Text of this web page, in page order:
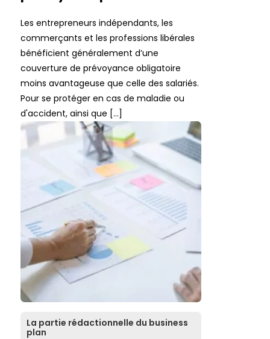
Les entrepreneurs indépendants, les
commerçants et les professions libérales
bénéficient généralement d’une
couverture de prévoyance obligatoire
moins avantageuse que celle des salariés.
Pour se protéger en cas de maladie ou
d'accident, ainsi que […]
La partie rédactionnelle du business
plan